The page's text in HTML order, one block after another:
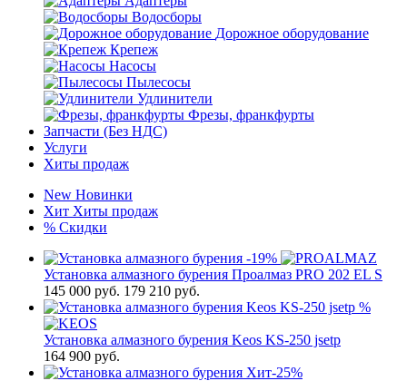
Водосборы
Дорожное оборудование
Крепеж
Насосы
Пылесосы
Удлинители
Фрезы, франкфурты
Запчасти (Без НДС)
Услуги
Хиты продаж
New Новинки
Хит Хиты продаж
% Скидки
-19%
Установка алмазного бурения Проалмаз PRO 202 EL S
145 000 руб. 179 210 руб.
%
Установка алмазного бурения Keos KS-250 jsetp
164 900 руб.
Хит-25%